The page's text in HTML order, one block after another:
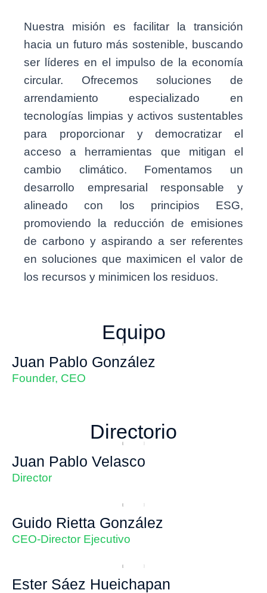
Nuestra misión es facilitar la transición
hacia un futuro más sostenible, buscando
ser líderes en el impulso de la economía
circular. Ofrecemos soluciones de
arrendamiento especializado en
tecnologías limpias y activos sustentables
para proporcionar y democratizar el
acceso a herramientas que mitigan el
cambio climático. Fomentamos un
desarrollo empresarial responsable y
alineado con los principios ESG,
promoviendo la reducción de emisiones
de carbono y aspirando a ser referentes
en soluciones que maximicen el valor de
los recursos y minimicen los residuos.
Equipo
Juan Pablo González
Founder, CEO
Directorio
Juan Pablo Velasco
Director
Guido Rietta González
CEO-Director Ejecutivo
Ester Sáez Hueichapan